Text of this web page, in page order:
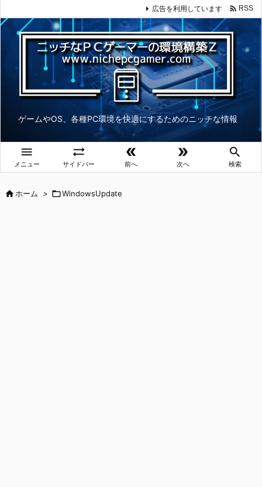
ゲームやOS、各種PC環境を快適にするためのニッチな情報

メニュー

サイドバー

前へ

次へ

検索
広告を利用しています  RSS
ホーム > WindowsUpdate